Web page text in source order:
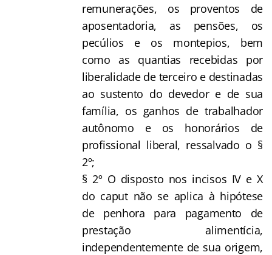
remunerações, os proventos de
aposentadoria, as pensões, os
pecúlios e os montepios, bem
como as quantias recebidas por
liberalidade de terceiro e destinadas
ao sustento do devedor e de sua
família, os ganhos de trabalhador
autônomo e os honorários de
profissional liberal, ressalvado o §
2º;
§ 2º O disposto nos incisos IV e X
do caput não se aplica à hipótese
de penhora para pagamento de
prestação alimentícia,
independentemente de sua origem,